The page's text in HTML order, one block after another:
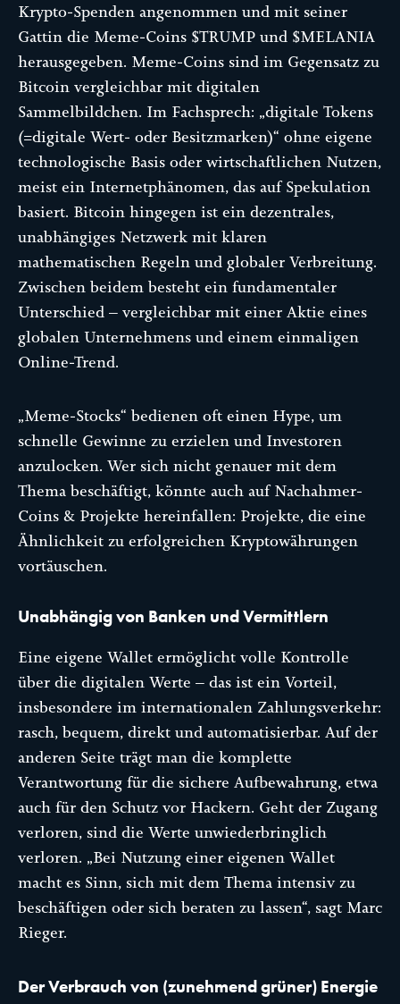
Krypto-Spenden angenommen und mit seiner
Gattin die Meme-Coins $TRUMP und $MELANIA
herausgegeben. Meme-Coins sind im Gegensatz zu
Bitcoin vergleichbar mit digitalen
Sammelbildchen. Im Fachsprech: „digitale Tokens
(=digitale Wert- oder Besitzmarken)“ ohne eigene
technologische Basis oder wirtschaftlichen Nutzen,
meist ein Internetphänomen, das auf Spekulation
basiert. Bitcoin hingegen ist ein dezentrales,
unabhängiges Netzwerk mit klaren
mathematischen Regeln und globaler Verbreitung.
Zwischen beidem besteht ein fundamentaler
Unterschied – vergleichbar mit einer Aktie eines
globalen Unternehmens und einem einmaligen
Online-Trend.
„Meme-Stocks“ bedienen oft einen Hype, um
schnelle Gewinne zu erzielen und Investoren
anzulocken. Wer sich nicht genauer mit dem
Thema beschäftigt, könnte auch auf Nachahmer-
Coins & Projekte hereinfallen: Projekte, die eine
Ähnlichkeit zu erfolgreichen Kryptowährungen
vortäuschen.
Unabhängig von Banken und Vermittlern
Eine eigene Wallet ermöglicht volle Kontrolle
über die digitalen Werte – das ist ein Vorteil,
insbesondere im internationalen Zahlungsverkehr:
rasch, bequem, direkt und automatisierbar. Auf der
anderen Seite trägt man die komplette
Verantwortung für die sichere Aufbewahrung, etwa
auch für den Schutz vor Hackern. Geht der Zugang
verloren, sind die Werte unwiederbringlich
verloren. „Bei Nutzung einer eigenen Wallet
macht es Sinn, sich mit dem Thema intensiv zu
beschäftigen oder sich beraten zu lassen“, sagt Marc
Rieger.
Der Verbrauch von (zunehmend grüner) Energie